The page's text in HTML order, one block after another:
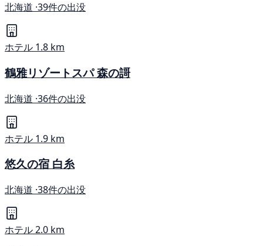
北海道 ·39件の出没
ホテル 1.8 km
鶴雅リゾートスパ 森の謌
北海道 ·36件の出没
ホテル 1.9 km
悠久の宿 白糸
北海道 ·38件の出没
ホテル2.0 km